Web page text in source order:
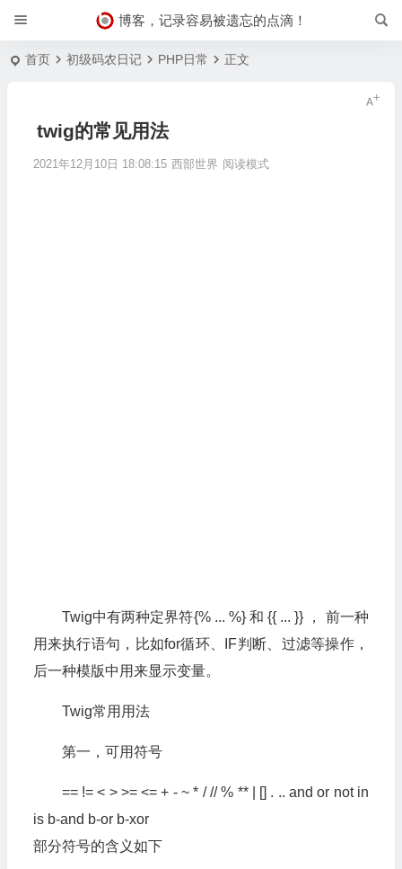
博客，记录容易被遗忘的点滴！
首页 初级码农日记 PHP日常 正文
twig的常见用法
2021年12月10日 18:08:15 西部世界 阅读模式
Twig中有两种定界符{% ... %} 和 {{ ... }} ， 前一种
用来执行语句，比如for循环、IF判断、过滤等操作，
后一种模版中用来显示变量。
Twig常用用法
第一，可用符号
== != < > >= <= + - ~ * / // % ** | [] . .. and or not in
is b-and b-or b-xor
部分符号的含义如下